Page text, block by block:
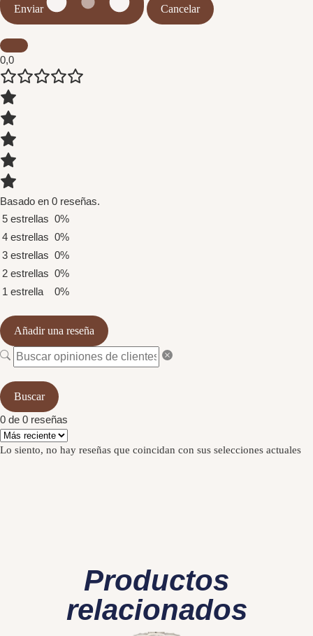
Enviar Cancelar
0,0
Basado en 0 reseñas.
5 estrellas 0%
4 estrellas 0%
3 estrellas 0%
2 estrellas 0%
1 estrella
0%
Añadir una reseña
Buscar
0 de 0 reseñas
Lo siento, no hay reseñas que coincidan con sus selecciones actuales
Productos
relacionados